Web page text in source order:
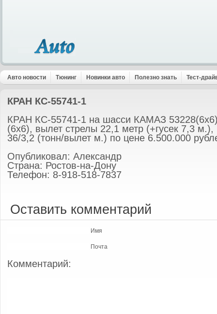
Авто новости Тюнинг Новинки авто Полезно знать Тест-
КРАН КС-55741-1
КРАН КС-55741-1 на шасси КАМАЗ
(6х6), вылет стрелы 22,1 метр (+гусек 7,3 м.),
36/3,2 (тонн/вылет м.) по цене 6.500.000
Опубликовал: Александр
Страна: Ростов-на-Дону
Телефон: 8-918-518-7837
Оставить комментарий
Имя
Почта
Комментарий: